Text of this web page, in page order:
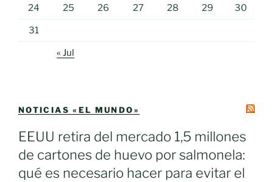
24 25 26 27 28 29 30
31
« Jul
NOTICIAS «EL MUNDO»
EEUU retira del mercado 1,5 millones
de cartones de huevo por salmonela:
qué es necesario hacer para evitar el